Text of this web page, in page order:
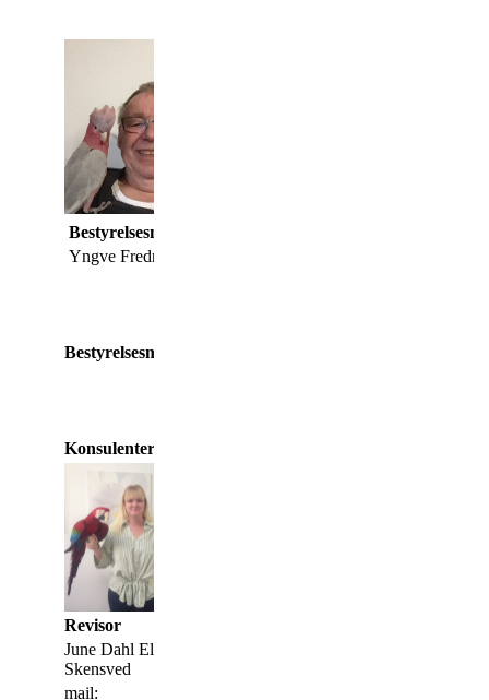
Bestyrelsesmedlem
Yngve Fredriksen
Bestyrelsesmedlem
Konsulenter
Revisor
June Dahl Elkjær, Lille
Skensved
mail: